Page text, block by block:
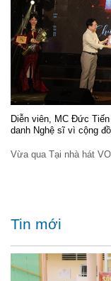
Diễn viên, MC Đức
danh Nghệ sĩ vì cộng
Vừa qua Tại nhà hát
Tin mới